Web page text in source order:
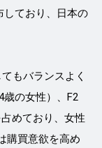
しており、日本の
もバランスよく
歳の女性）、F2
めており、女性
購買意欲を高め